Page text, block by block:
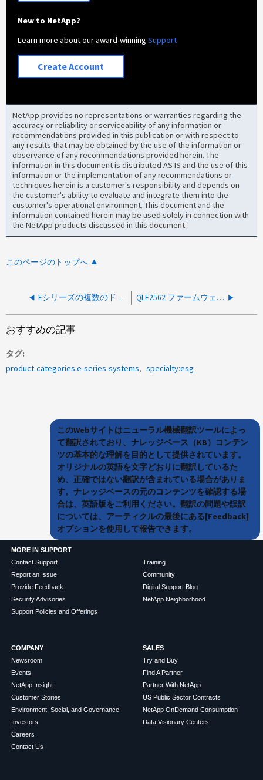
New to NetApp?
Learn more about our award-winningSupport
Create Account
NetApp provides no representations or warranties regarding the
accuracy or reliability or serviceability of any information or
recommendations provided in this publication or with respect to
any results that may be obtained by the use of the information or
observance of any recommendations provided herein. The
information in this document is distributed AS IS and the use of this
information or the implementation of any recommendations or
techniques herein is a customer's responsibility and depends on
the customer's ability to evaluate and integrate them into the
customer's operational environment. This document and the
information contained herein may be used solely in connection with
the NetApp products discussed in this document.
このページのトップへ
Eシリーズの複数のドライブの外部シェルフ上のパスが誤った配線により劣化しました QLE2562 ファームウェアを 8.08.01 にアップグレードした後、 E シリーズパスが失われました
おすすめの記事
タグ
product-categories:e-series-systems
specialty:esg
このWebサイトはニューラル機械翻訳ツールによっ
て翻訳されており、ナレッジベース（KB）コンテン
ツの基本的な理解を目的として提供されています。
オリジナルの英語を文字どおりに翻訳しているた
め、正確ではない翻訳が含まれている場合がありま
す。ナレッジベースの元のコンテンツを確認する場
合は、英語版をご利用ください。翻訳の問題や誤訳
については、アーティクルの最後にある[Feedback]
オプションを使用して報告できます。
MORE IN SUPPORT
Contact Support
Report an Issue
Provide Feedback
Security Advisories
Support Policies and Offerings
Training
Community
Digital Support Blog
NetApp Neighborhood
COMPANY
Newsroom
Events
NetApp Insight
Customer Stories
Environment, Social, and Governance
Investors
Careers
Contact Us
SALES
Try and Buy
Find A Partner
Partner With NetApp
US Public Sector Contracts
NetApp OnDemand Consumption
Data Visionary Centers